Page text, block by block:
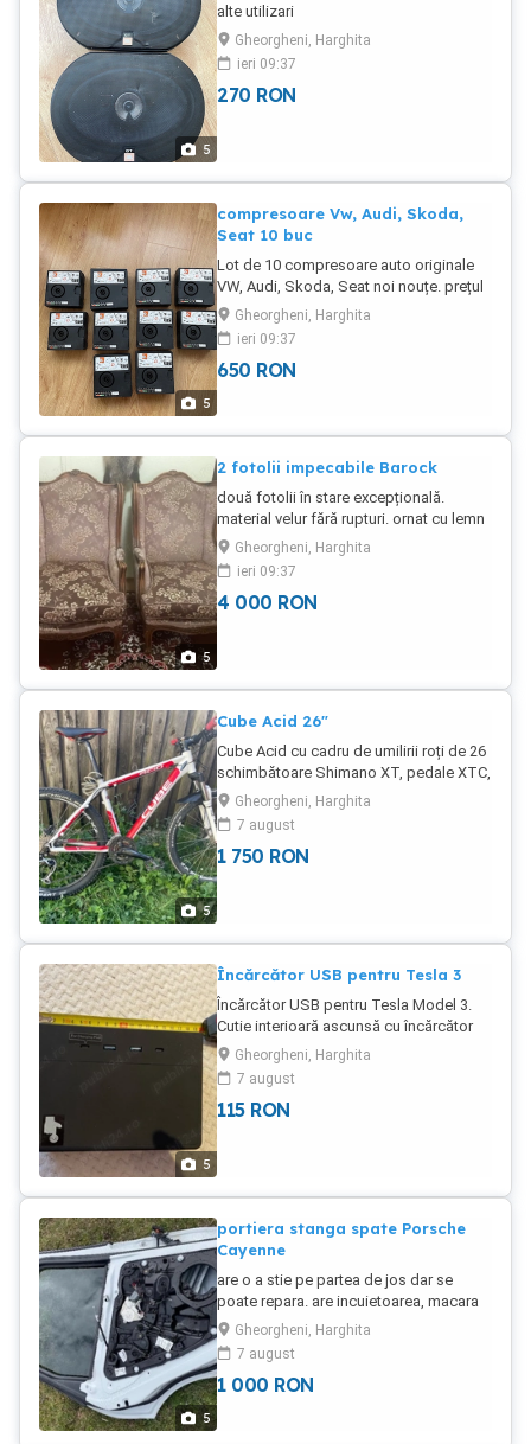
5
alte utilizari
Gheorgheni, Harghita
ieri 09:37
270 RON
5
compresoare Vw, Audi, Skoda,
Seat 10 buc
Lot de 10 compresoare auto originale
VW, Audi, Skoda, Seat noi nouțe. prețul
este pentru tot lotul.
Gheorgheni, Harghita
ieri 09:37
650 RON
5
2 fotolii impecabile Barock
două fotolii în stare excepțională.
material velur fără rupturi. ornat cu lemn
sculptat
Gheorgheni, Harghita
ieri 09:37
4 000 RON
5
Cube Acid 26"
Cube Acid cu cadru de umilirii roți de 26
schimbătoare Shimano XT, pedale XTC,
discuri de frâna față-spate blocare
furcă față de pe ghidon Rokschok
ghidon de 7 5 cm
Gheorgheni, Harghita
7 august
1 750 RON
5
Încărcător USB pentru Tesla 3
Încărcător USB pentru Tesla Model 3.
Cutie interioară ascunsă cu încărcător
USB. În exterior două USD a și două
USB C. Dedesubt ca conexiune un USB
a și C. Nou.
Gheorgheni, Harghita
7 august
115 RON
5
portiera stanga spate Porsche
Cayenne
are o a stie pe partea de jos dar se
poate repara. are incuietoarea, macara
electrica, geam in hős la culoare. se
potrivește pe model Porsche Cayenne
anul 2015
Gheorgheni, Harghita
7 august
1 000 RON